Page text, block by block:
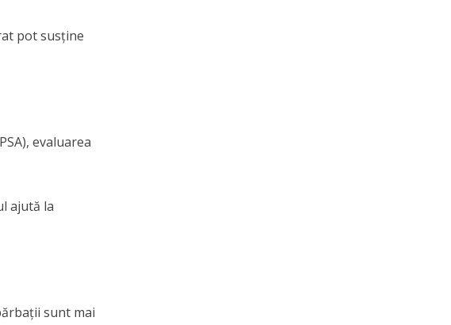
pot susține
evaluarea
ajută la
sunt mai